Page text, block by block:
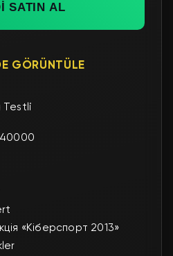
SATIN AL
GÖRÜNTÜLE
Testli
«Кіберспорт 2013»